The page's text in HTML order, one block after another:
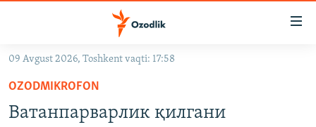
Асосий
навигацияга
ўтинг
09 Avgust 2026, Toshkent vaqti: 17:58
OZODMIKROFON
Ватанпарварлик қилгани